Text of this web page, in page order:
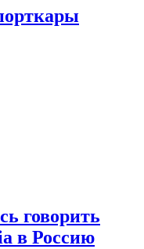
говорить
в Россию